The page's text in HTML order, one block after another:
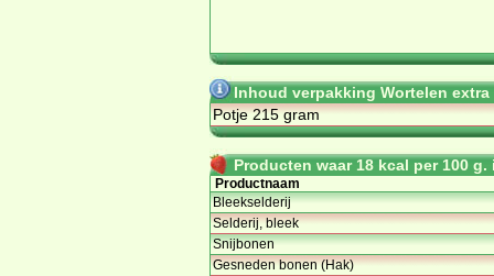
Inhoud verpakking Wortelen
Potje 215 gram
Producten waar 18 kcal per 100
Productnaam
Bleekselderij
Selderij, bleek
Snijbonen
Gesneden bonen (Hak)